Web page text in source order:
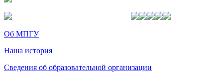
Об МПГУ
Наша история
Сведения об образовательной организации